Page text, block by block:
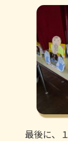
最後に、